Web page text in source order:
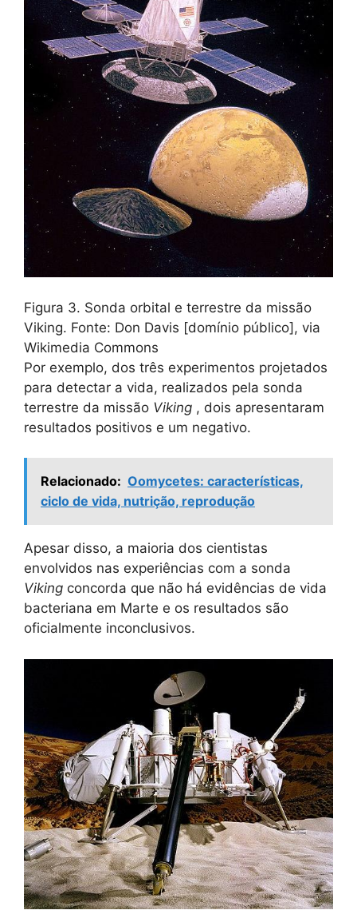
Figura 3. Sonda orbital e terrestre da missão
Viking. Fonte: Don Davis [domínio público], via
Wikimedia Commons
Por exemplo, dos três experimentos projetados
para detectar a vida, realizados pela sonda
terrestre da missão Viking , dois apresentaram
resultados positivos e um negativo.
Relacionado: Oomycetes: características,
ciclo de vida, nutrição, reprodução
Apesar disso, a maioria dos cientistas
envolvidos nas experiências com a sonda
Viking concorda que não há evidências de vida
bacteriana em Marte e os resultados são
oficialmente inconclusivos.